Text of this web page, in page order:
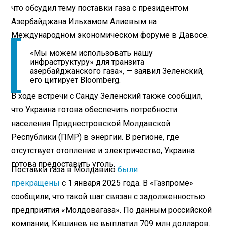
что обсудил тему поставки газа с президентом
Азербайджана Ильхамом Алиевым на
Международном экономическом форуме в Давосе.
«Мы можем использовать нашу
инфраструктуру» для транзита
азербайджанского газа», — заявил Зеленский,
его цитирует Bloomberg.
В ходе встречи с Санду Зеленский также сообщил,
что Украина готова обеспечить потребности
населения Приднестровской Молдавской
Республики (ПМР) в энергии. В регионе, где
отсутствует отопление и электричество, Украина
готова предоставить уголь.
Поставки газа в Молдавиюбыли
прекращены с 1 января 2025 года. В «Газпроме»
сообщили, что такой шаг связан с задолженностью
предприятия «Молдовагаза». По данным российской
компании, Кишинев не выплатил 709 млн долларов.